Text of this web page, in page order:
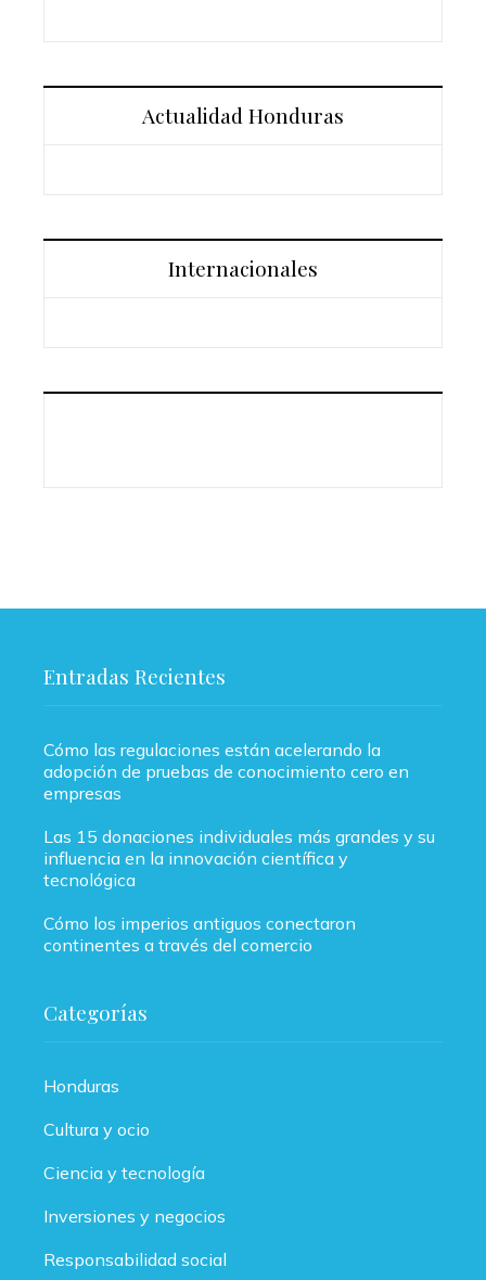
Actualidad Honduras
Internacionales
Entradas Recientes
Cómo las regulaciones están acelerando la
adopción de pruebas de conocimiento cero en
empresas
Las 15 donaciones individuales más grandes y su
influencia en la innovación científica y
tecnológica
Cómo los imperios antiguos conectaron
continentes a través del comercio
Categorías
Honduras
Cultura y ocio
Ciencia y tecnología
Inversiones y negocios
Responsabilidad social